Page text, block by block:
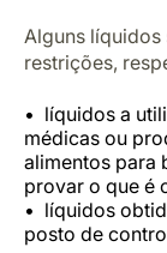
Alguns líquidos
restrições,
líquidos a
médicas ou
alimentos para
provar o que é
líquidos
posto de